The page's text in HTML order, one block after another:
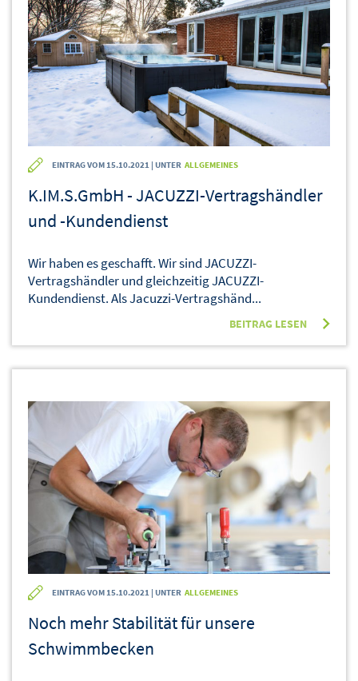
EINTRAG VOM 15.10.2021 | UNTER ALLGEMEINES
K.IM.S.GmbH - JACUZZI-Vertragshändler
und -Kundendienst
Wir haben es geschafft. Wir sind JACUZZI-
Vertragshändler und gleichzeitig JACUZZI-
Kundendienst. Als Jacuzzi-Vertragshänd...
BEITRAG LESEN
EINTRAG VOM 15.10.2021 | UNTER ALLGEMEINES
Noch mehr Stabilität für unsere
Schwimmbecken